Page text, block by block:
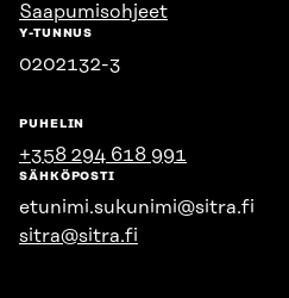
Saapumisohjeet
Y-TUNNUS
0202132-3
PUHELIN
+358 294 618 991
SÄHKÖPOSTI
etunimi.sukunimi@sitra.fi
sitra@sitra.fi